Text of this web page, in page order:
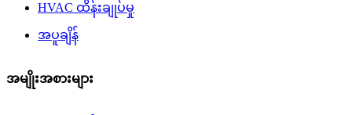
HVAC ထိန်းချုပ်မှု
အပူချိန်
အမျိုးအစားများ